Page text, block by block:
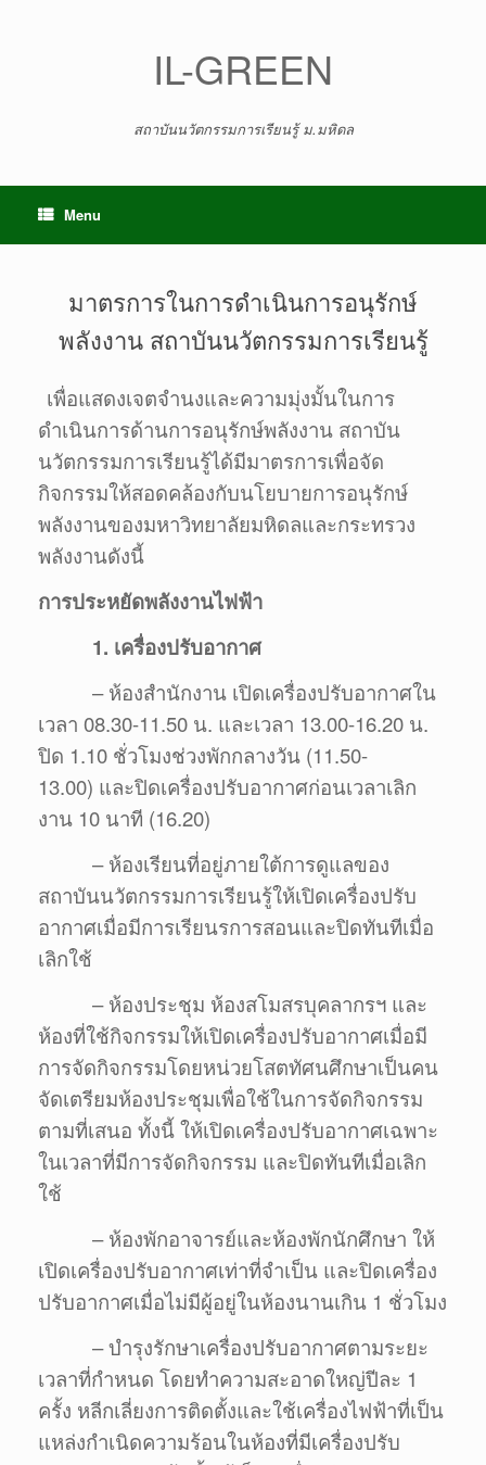
IL-GREEN
สถาบันนวัตกรรมการเรียนรู้ ม.มหิดล
Menu
มาตรการในการดำเนินการอนุรักษ์
พลังงาน สถาบันนวัตกรรมการเรียนรู้
เพื่อแสดงเจตจำนงและความมุ่งมั้นในการ
ดำเนินการด้านการอนุรักษ์พลังงาน สถาบัน
นวัตกรรมการเรียนรู้ได้มีมาตรการเพื่อจัด
กิจกรรมให้สอดคล้องกับนโยบายการอนุรักษ์
พลังงานของมหาวิทยาลัยมหิดลและกระทรวง
พลังงานดังนี้
การประหยัดพลังงานไฟฟ้า
1. เครื่องปรับอากาศ
– ห้องสำนักงาน เปิดเครื่องปรับอากาศใน
เวลา 08.30-11.50 น. และเวลา 13.00-16.20 น.
ปิด 1.10 ชั่วโมงช่วงพักกลางวัน (11.50-
13.00) และปิดเครื่องปรับอากาศก่อนเวลาเลิก
งาน 10 นาที (16.20)
– ห้องเรียนที่อยู่ภายใต้การดูแลของ
สถาบันนวัตกรรมการเรียนรู้ให้เปิดเครื่องปรับ
อากาศเมื่อมีการเรียนรการสอนและปิดทันทีเมื่อ
เลิกใช้
– ห้องประชุม ห้องสโมสรบุคลากรฯ และ
ห้องที่ใช้กิจกรรมให้เปิดเครื่องปรับอากาศเมื่อมี
การจัดกิจกรรมโดยหน่วยโสตทัศนศึกษาเป็นคน
จัดเตรียมห้องประชุมเพื่อใช้ในการจัดกิจกรรม
ตามที่เสนอ ทั้งนี้ ให้เปิดเครื่องปรับอากาศเฉพาะ
ในเวลาที่มีการจัดกิจกรรม และปิดทันทีเมื่อเลิก
ใช้
– ห้องพักอาจารย์และห้องพักนักศึกษา ให้
เปิดเครื่องปรับอากาศเท่าที่จำเป็น และปิดเครื่อง
ปรับอากาศเมื่อไม่มีผู้อยู่ในห้องนานเกิน 1 ชั่วโมง
– บำรุงรักษาเครื่องปรับอากาศตามระยะ
เวลาที่กำหนด โดยทำความสะอาดใหญ่ปีละ 1
ครั้ง หลีกเลี่ยงการติดตั้งและใช้เครื่องไฟฟ้าที่เป็น
แหล่งกำเนิดความร้อนในห้องที่มีเครื่องปรับ